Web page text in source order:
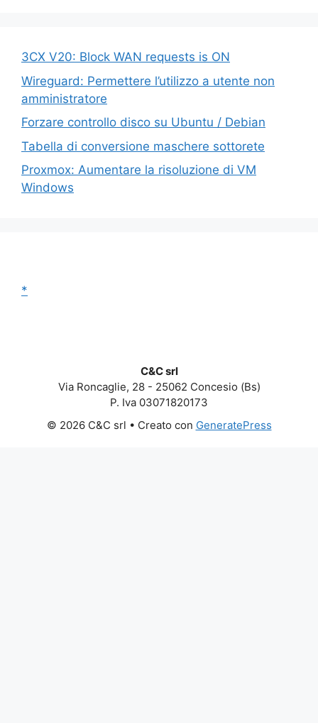
3CX V20: Block WAN requests is ON
Wireguard: Permettere l’utilizzo a utente non
amministratore
Forzare controllo disco su Ubuntu / Debian
Tabella di conversione maschere sottorete
Proxmox: Aumentare la risoluzione di VM
Windows
*
C&C srl
Via Roncaglie, 28 - 25062 Concesio (Bs)
P. Iva 03071820173
© 2026 C&C srl • Creato con GeneratePress